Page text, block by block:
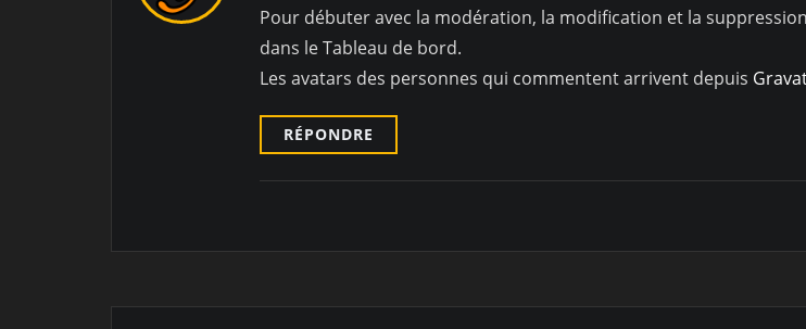
Pour débuter avec la modération, la modification et la
dans le Tableau de bord.
Les avatars des personnes qui commentent arrivent depuis
RÉPONDRE